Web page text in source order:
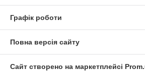
Графік роботи
Повна версія сайту
Сайт створено на маркетплейсі